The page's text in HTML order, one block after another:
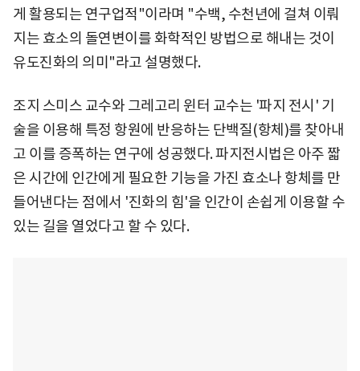
게 활용되는 연구업적"이라며 "수백, 수천년에 걸쳐 이뤄
지는 효소의 돌연변이를 화학적인 방법으로 해내는 것이
유도진화의 의미"라고 설명했다.
조지 스미스 교수와 그레고리 윈터 교수는 '파지 전시' 기
술을 이용해 특정 항원에 반응하는 단백질(항체)를 찾아내
고 이를 증폭하는 연구에 성공했다. 파지전시법은 아주 짧
은 시간에 인간에게 필요한 기능을 가진 효소나 항체를 만
들어낸다는 점에서 '진화의 힘'을 인간이 손쉽게 이용할 수
있는 길을 열었다고 할 수 있다.